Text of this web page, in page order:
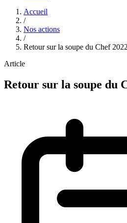
Accueil
/
Nos actions
/
Retour sur la soupe du Chef 2022
Article
Retour sur la soupe du